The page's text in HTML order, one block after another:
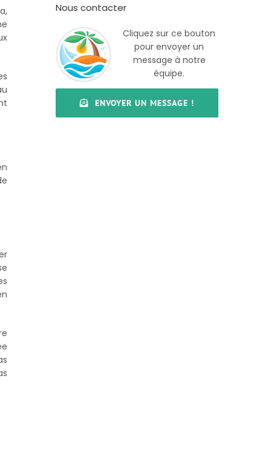
Nous contacter
Cliquez sur ce bouton
pour envoyer un
message à notre
équipe.
ENVOYER UN MESSAGE !